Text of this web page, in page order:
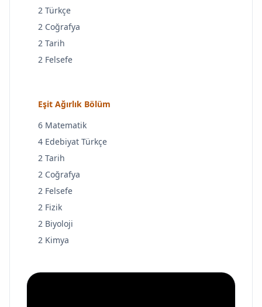
2 Türkçe
2 Coğrafya
2 Tarih
2 Felsefe
Eşit Ağırlık Bölüm
6 Matematik
4 Edebiyat Türkçe
2 Tarih
2 Coğrafya
2 Felsefe
2 Fizik
2 Biyoloji
2 Kimya